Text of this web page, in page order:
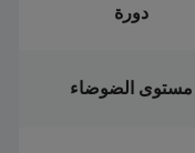
دورة
مستوى الضوضاء